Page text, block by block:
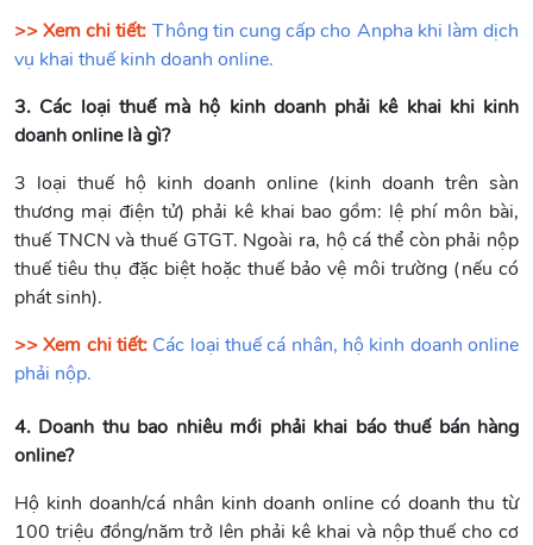
>> Xem chi tiết: Thông tin cung cấp cho Anpha khi làm dịch
vụ khai thuế kinh doanh online.
3. Các loại thuế mà hộ kinh doanh phải kê khai khi kinh
doanh online là gì?
3 loại thuế hộ kinh doanh online (kinh doanh trên sàn
thương mại điện tử) phải kê khai bao gồm: lệ phí môn bài,
thuế TNCN và thuế GTGT. Ngoài ra, hộ cá thể còn phải nộp
thuế tiêu thụ đặc biệt hoặc thuế bảo vệ môi trường (nếu có
phát sinh).
>> Xem chi tiết: Các loại thuế cá nhân, hộ kinh doanh online
phải nộp.
4. Doanh thu bao nhiêu mới phải khai báo thuế bán hàng
online?
Hộ kinh doanh/cá nhân kinh doanh online có doanh thu từ
100 triệu đồng/năm trở lên phải kê khai và nộp thuế cho cơ